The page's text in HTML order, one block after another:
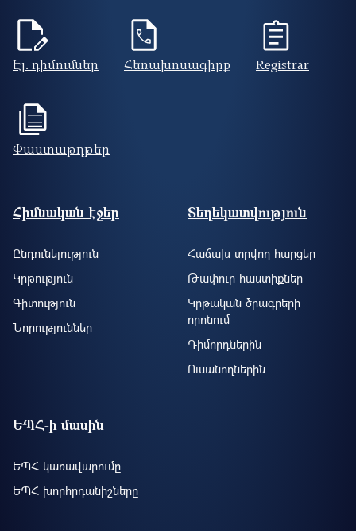
Էլ. դիմումներ Հեռախոսագիրք Registrar
Փաստաթղթեր
Footer site information
Հիմնական էջեր
Ընդունելություն
Կրթություն
Գիտություն
Նորություններ
Տեղեկատվություն
Հաճախ տրվող հարցեր
Թափուր հաստիքներ
Կրթական ծրագրերի
որոնում
Դիմորդներին
Ուսանողներին
ԵՊՀ-ի մասին
ԵՊՀ կառավարումը
ԵՊՀ խորհրդանիշները